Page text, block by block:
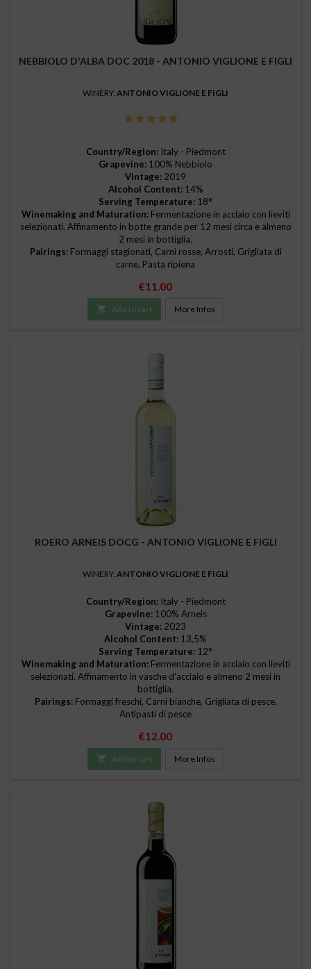
NEBBIOLO D'ALBA DOC 2018 - ANTONIO VIGLIONE E FIGLI
WINERY: ANTONIO VIGLIONE E FIGLI
Country/Region:Italy - Piedmont
Grapevine: 100% Nebbiolo
Vintage: 2019
Alcohol Content:14%
Serving Temperature: 18°
Winemaking and Maturation:Fermentazione in acciaio con lieviti
selezionati. Affinamento in botte grande per 12 mesi circa e almeno
2 mesi in bottiglia.
Pairings:Formaggi stagionati, Carni rosse, Arrosti, Grigliata di
carne, Pasta ripiena
Price
€11.00
 Add to cart More Infos
ROERO ARNEIS DOCG - ANTONIO VIGLIONE E FIGLI
WINERY: ANTONIO VIGLIONE E FIGLI
Country/Region:Italy - Piedmont
Grapevine:100% Arneis
Vintage: 2023
Alcohol Content: 13,5%
Serving Temperature: 12°
Winemaking and Maturation:Fermentazione in acciaio con lieviti
selezionati. Affinamento in vasche d'acciaio e almeno 2 mesi in
bottiglia.
Pairings:Formaggi freschi, Carni bianche, Grigliata di pesce,
Antipasti di pesce
Price
€12.00
 Add to cart More Infos